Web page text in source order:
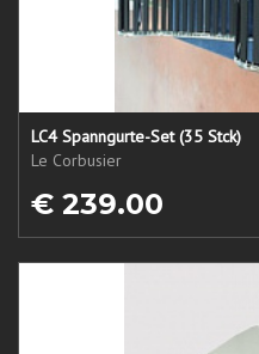
LC4 Spanngurte-Set (35 Stck)
Le Corbusier
€ 239.00